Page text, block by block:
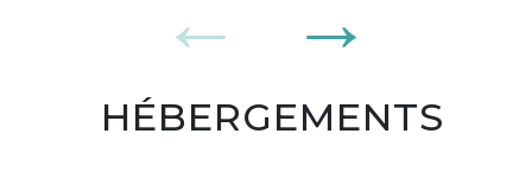
HÉBERGEMENTS